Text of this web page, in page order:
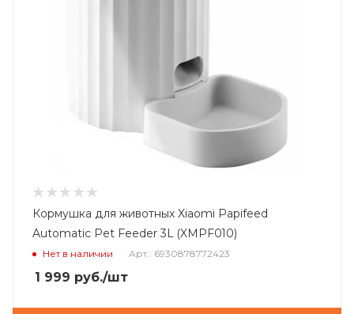
Кормушка для животных Xiaomi Papifeed
Automatic Pet Feeder 3L (XMPF010)
Нет в наличии Арт.: 6930878772423
1 999 руб./шт